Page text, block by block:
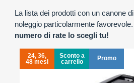
La lista dei prodotti con un canone di
noleggio particolarmente favorevole.
numero di rate lo scegli tu!
24, 36,
48 mesi
Sconto a
carrello
Promo